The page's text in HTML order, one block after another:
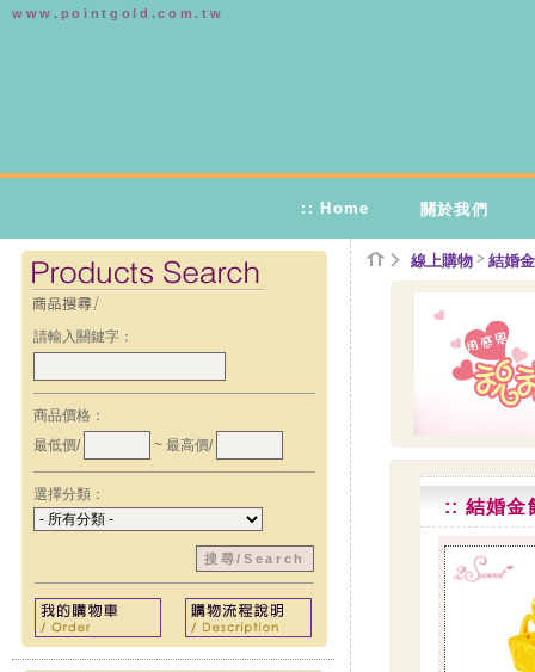
www.pointgold.com.tw
:: Home 關於我們
線上購物 > 結婚
:: 結婚金
請輸入關鍵字：
商品價格：
最低價/
~ 最高價/
選擇分類：